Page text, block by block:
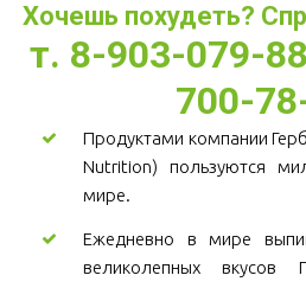
Хочешь похудеть?
т. 8-903-079-
700-
Продуктами компании
Nutrition) пользуются
мире.
Ежедневно в мире
великолепных вкусов